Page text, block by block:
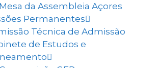
Mesa da Assembleia Açores
Permanentes
Técnica de Admissão
de Estudos e